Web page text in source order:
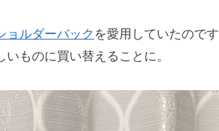
ョルダーバック を愛用していたので
ものに買い替えることに。